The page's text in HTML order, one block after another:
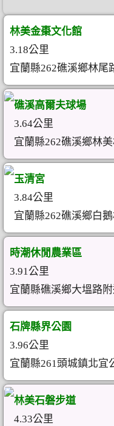
林美金棗文化館
3.18公里
宜蘭縣262礁溪鄉林尾
礁溪高爾夫球場
3.64公里
宜蘭縣262礁溪鄉林
玉清宮
3.84公里
宜蘭縣262礁溪鄉白
時潮休閒農業區
3.91公里
宜蘭縣礁溪鄉大塭路
石牌縣界公園
3.96公里
宜蘭縣261頭城鎮北宜
林美石磐步道
4.33公里